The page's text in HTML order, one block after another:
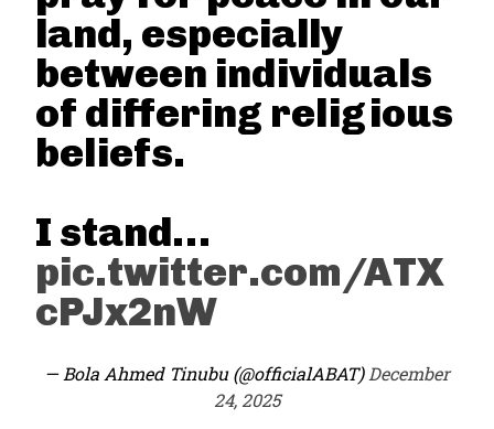
land, especially
between individuals
of differing religious
beliefs.
I stand…
pic.twitter.com/ATX
cPJx2nW
— Bola Ahmed Tinubu (@officialABAT) December
24, 2025